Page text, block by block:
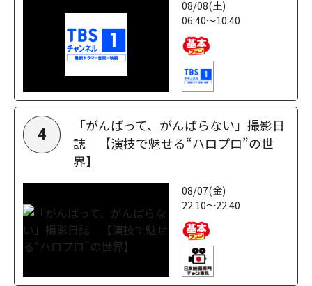
08/08(土)
06:40～10:40
4
「がんばって、がんばらない」撮影日
誌 【演技で魅せる“ハロプロ”の世
界】
08/07(金)
22:10～22:40